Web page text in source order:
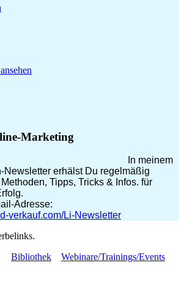
Marketing
In meinem
Newsletter erhälst Du regelmäßig
Tipps, Tricks & Infos. für
Adresse:
verkauf.com/Li-Newsletter
Bibliothek
Webinare/Trainings/Events